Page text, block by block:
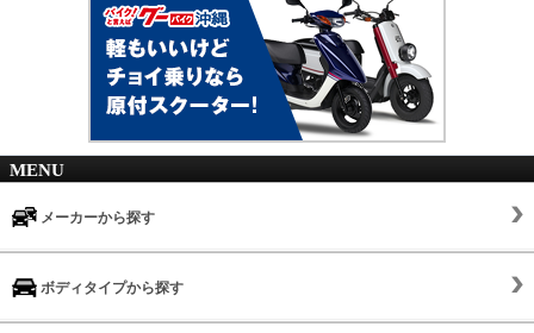
MENU
メーカーから探す
ボディタイプから探す